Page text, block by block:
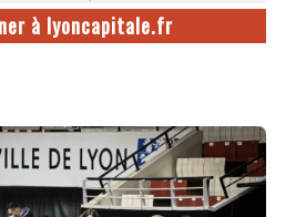
à lyoncapitale.fr